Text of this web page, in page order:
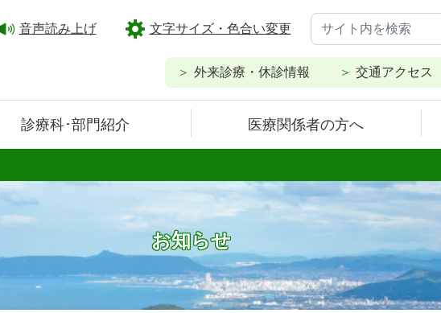
音声読み上げ 文字サイズ・色合い変更
外来診療・休診情報 交通アクセス
診療科･部門紹介 医療関係者の方へ
お知らせ